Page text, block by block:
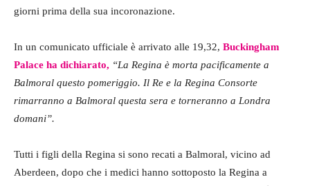
giorni prima della sua incoronazione.
In un comunicato ufficiale è arrivato alle 19,32, Buckingham
Palace ha dichiarato, “La Regina è morta pacificamente a
Balmoral questo pomeriggio. Il Re e la Regina Consorte
rimarranno a Balmoral questa sera e torneranno a Londra
domani”.
Tutti i figli della Regina si sono recati a Balmoral, vicino ad
Aberdeen, dopo che i medici hanno sottoposto la Regina a